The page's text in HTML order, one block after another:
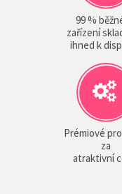
99 %
zařízení
ihned k
Prémiové
za
atraktivní